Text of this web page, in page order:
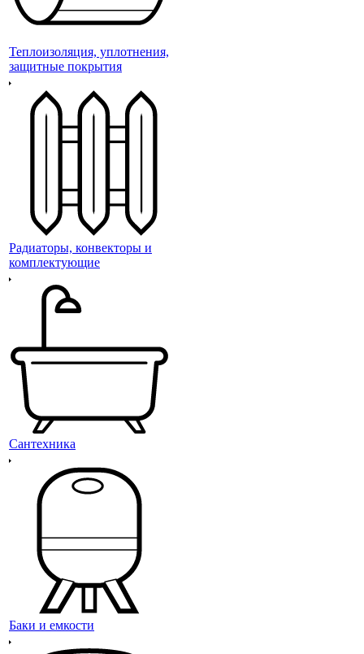
Теплоизоляция, уплотнения,
защитные покрытия
Радиаторы, конвекторы и
комплектующие
Сантехника
Баки и емкости